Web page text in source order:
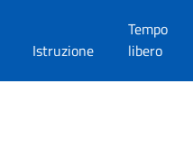
Istruzione
Tempo
libero